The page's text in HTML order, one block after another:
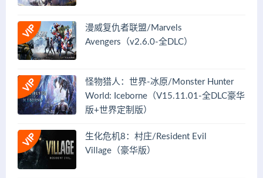
漫威复仇者联盟/Marvels
Avengers（v2.6.0-全DLC）
怪物猎人：世界-冰原/Monster Hunter
World: Iceborne（V15.11.01-全DLC豪华
版+世界定制版）
生化危机8：村庄/Resident Evil
Village（豪华版）